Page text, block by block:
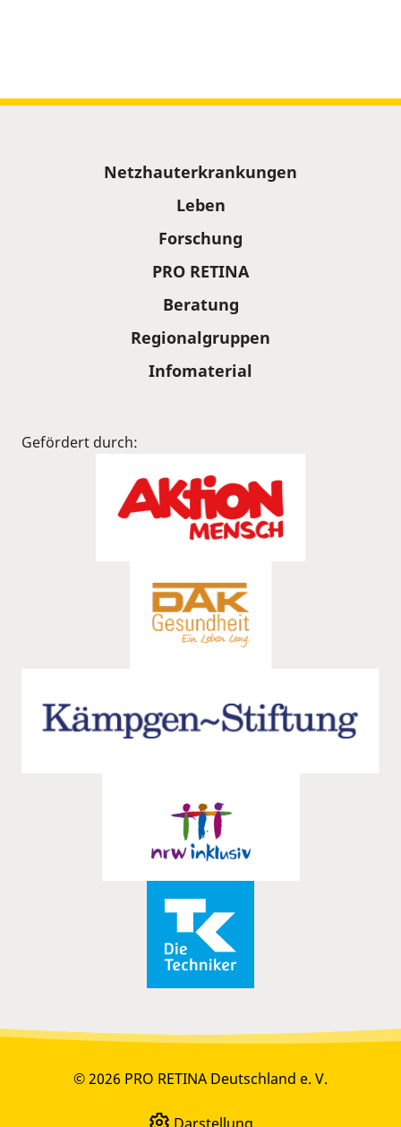
Netzhauterkrankungen
Leben
Forschung
PRO RETINA
Beratung
Regionalgruppen
Infomaterial
Gefördert durch:
© 2026 PRO RETINA Deutschland e. V.